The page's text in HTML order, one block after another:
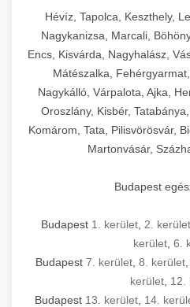
Hévíz, Tapolca, Keszthely,
Nagykanizsa, Marcali,
Encs, Kisvárda, Nagyhalász,
Mátészalka,
Nagykálló, Várpalota, Ajka,
Oroszlány, Kisbér,
Komárom, Tata, Pilisvörösvár,
Martonvásár,
Budapest
Budapest 1. kerület 2. kerület
kerület 6.
Budapest 7. kerület, 8. kerület,
kerület 12.
Budapest 13. kerület 14.